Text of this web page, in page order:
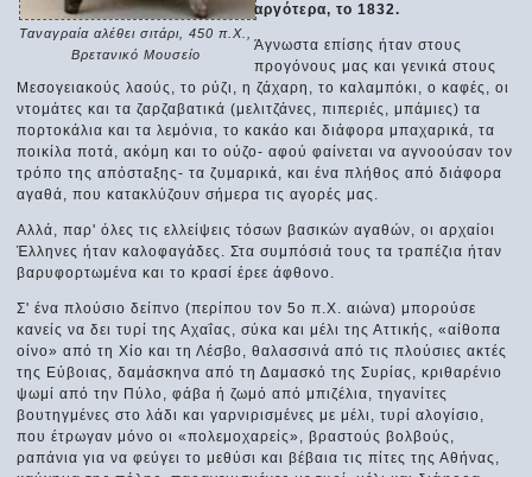
Ταναγραία αλέθει σιτάρι, 450 π.Χ.,
Βρετανικό Μουσείο
αργότερα, το 1832.
Άγνωστα επίσης ήταν στους
προγόνους μας και γενικά στους
Μεσογειακούς λαούς, το ρύζι, η ζάχαρη, το καλαμπόκι, ο καφές, οι
ντομάτες και τα ζαρζαβατικά (μελιτζάνες, πιπεριές, μπάμιες) τα
πορτοκάλια και τα λεμόνια, το κακάο και διάφορα μπαχαρικά, τα
ποικίλα ποτά, ακόμη και το ούζο- αφού φαίνεται να αγνοούσαν τον
τρόπο της απόσταξης- τα ζυμαρικά, και ένα πλήθος από διάφορα
αγαθά, που κατακλύζουν σήμερα τις αγορές μας.
Αλλά, παρ' όλες τις ελλείψεις τόσων βασικών αγαθών, οι αρχαίοι
Έλληνες ήταν καλοφαγάδες. Στα συμπόσιά τους τα τραπέζια ήταν
βαρυφορτωμένα και το κρασί έρεε άφθονο.
Σ' ένα πλούσιο δείπνο (περίπου τον 5ο π.Χ. αιώνα) μπορούσε
κανείς να δει τυρί της Αχαΐας, σύκα και μέλι της Αττικής, «αίθοπα
οίνο» από τη Χίο και τη Λέσβο, θαλασσινά από τις πλούσιες ακτές
της Εύβοιας, δαμάσκηνα από τη Δαμασκό της Συρίας, κριθαρένιο
ψωμί από την Πύλο, φάβα ή ζωμό από μπιζέλια, τηγανίτες
βουτηγμένες στο λάδι και γαρνιρισμένες με μέλι, τυρί αλογίσιο,
που έτρωγαν μόνο οι «πολεμοχαρείς», βραστούς βολβούς,
ραπάνια για να φεύγει το μεθύσι και βέβαια τις πίτες της Αθήνας,